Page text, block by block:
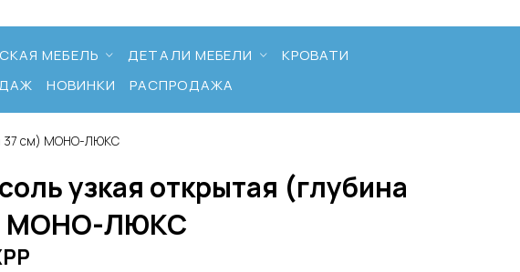
МЕБЕЛЬ ДЕТАЛИ МЕБЕЛИ
КРОВАТИ
НОВИНКИ РАСПРОДАЖА
37 см) МОНО-ЛЮКС
узкая открытая (глубина
МОНО-ЛЮКС